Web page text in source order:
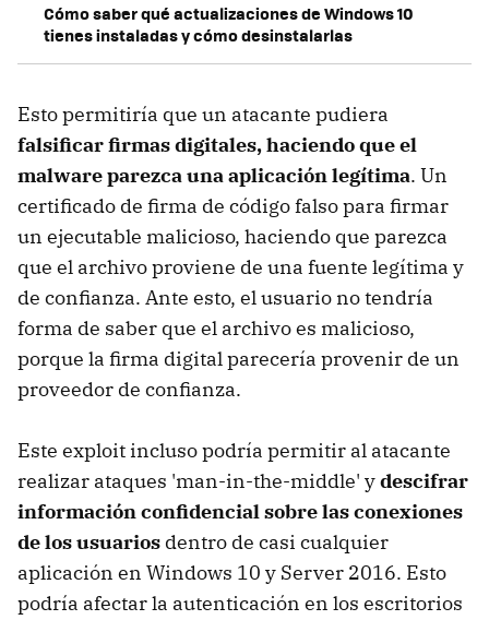
Cómo saber qué actualizaciones de Windows 10
tienes instaladas y cómo desinstalarlas
Esto permitiría que un atacante pudiera
falsificar firmas digitales, haciendo que el
malware parezca una aplicación legítima. Un
certificado de firma de código falso para firmar
un ejecutable malicioso, haciendo que parezca
que el archivo proviene de una fuente legítima y
de confianza. Ante esto, el usuario no tendría
forma de saber que el archivo es malicioso,
porque la firma digital parecería provenir de un
proveedor de confianza.
Este exploit incluso podría permitir al atacante
realizar ataques 'man-in-the-middle' ydescifrar
información confidencial sobre las conexiones
de los usuarios dentro de casi cualquier
aplicación en Windows 10 y Server 2016. Esto
podría afectar la autenticación en los escritorios